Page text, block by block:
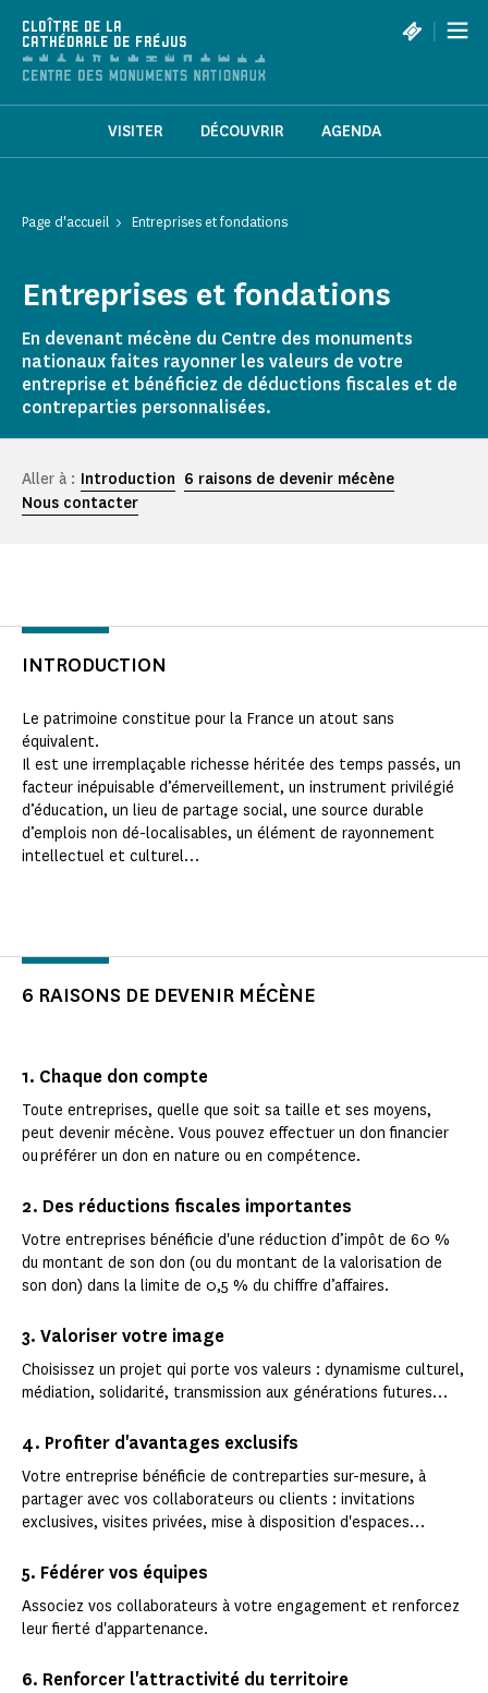
CLOÎTRE DE LA
CATHÉDRALE DE FRÉJUS
|
VISITER DÉCOUVRIR AGENDA
Page d'accueil Entreprises et fondations
Entreprises et fondations
En devenant mécène du Centre des monuments
nationaux faites rayonner les valeurs de votre
entreprise et bénéficiez de déductions fiscales et de
contreparties personnalisées.
Aller à : Introduction 6 raisons de devenir mécène
Nous contacter
INTRODUCTION
Le patrimoine constitue pour la France un atout sans
équivalent.
Il est une irremplaçable richesse héritée des temps passés, un
facteur inépuisable d’émerveillement, un instrument privilégié
d’éducation, un lieu de partage social, une source durable
d’emplois non dé-localisables, un élément de rayonnement
intellectuel et culturel…
6 RAISONS DE DEVENIR MÉCÈNE
1. Chaque don compte
Toute entreprises, quelle que soit sa taille et ses moyens,
peut devenir mécène. Vous pouvez effectuer un don financier
ou préférer un don en nature ou en compétence.
2. Des réductions fiscales importantes
Votre entreprises bénéficie d'une réduction d’impôt de 60 %
du montant de son don (ou du montant de la valorisation de
son don) dans la limite de 0,5 % du chiffre d’affaires.
3. Valoriser votre image
Choisissez un projet qui porte vos valeurs : dynamisme culturel,
médiation, solidarité, transmission aux générations futures…
4. Profiter d'avantages exclusifs
Votre entreprise bénéficie de contreparties sur-mesure, à
partager avec vos collaborateurs ou clients : invitations
exclusives, visites privées, mise à disposition d'espaces…
5. Fédérer vos équipes
Associez vos collaborateurs à votre engagement et renforcez
leur fierté d'appartenance.
6. Renforcer l'attractivité du territoire